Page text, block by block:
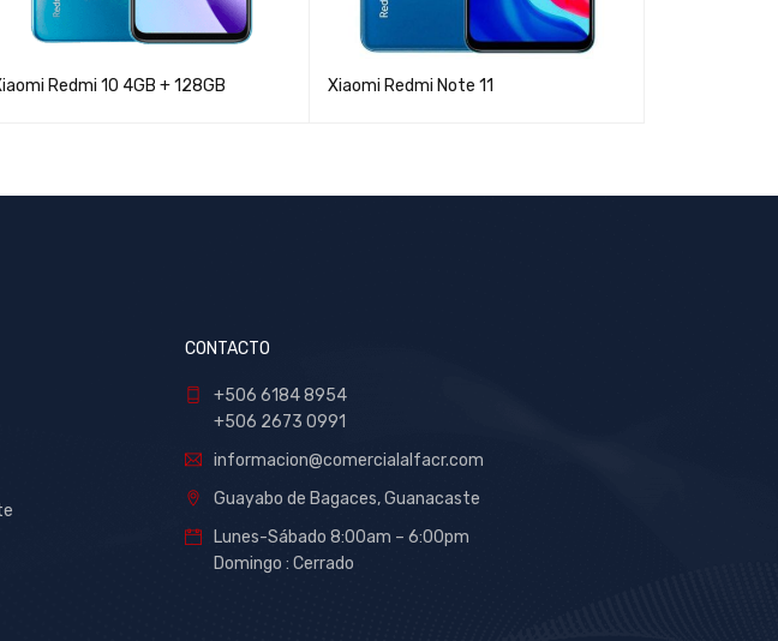
Redmi 10 4GB + 128GB Xiaomi Redmi Note 11
CONTACTO
+506 6184 8954
+506 2673 0991
informacion@comercialalfacr.com
Guayabo de Bagaces, Guanacaste
Lunes-Sábado 8:00am – 6:00pm
Domingo : Cerrado